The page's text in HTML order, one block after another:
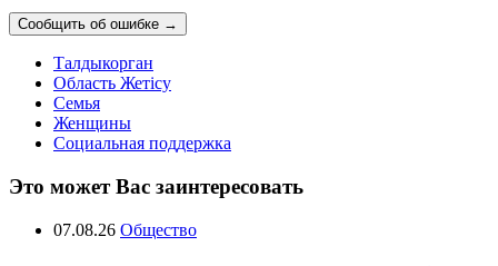
Сообщить об ошибке →
Талдыкорган
Область Жетісу
Семья
Женщины
Социальная поддержка
Это может Вас заинтересовать
07.08.26 Общество